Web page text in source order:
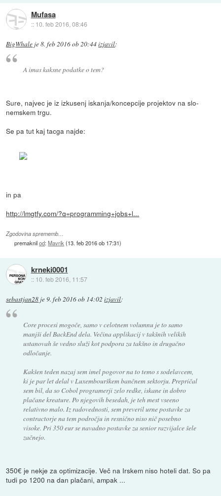
Mufasa
:: 10. feb 2016, 08:46
BigWhale je8. feb 2016 ob 20:44izjavil:
A imas kaksne podatke o tem?
Sure, najvec je iz izkusenj iskanja/koncepcije projektov na slo-
nemskem trgu.
Se pa tut kaj tacga najde:
in pa
http://lmgtfy.com/?q=programming+jobs+l...
Zgodovina sprememb…
premaknilod:Mavrik (13. feb 2016 ob 17:31)
krneki0001
:: 10. feb 2016, 11:57
sebastjan28 je9. feb 2016 ob 14:02 izjavil:
Core procesi mogoče, samo v celotnem volumnu je to samo
manjši del BackEnd dela. Večina applikacij v takšnih velikih
ustanovah še vedno služi kot podpora za takšno in drugačno
odločanje.
Kakšen teden nazaj sem imel pogovor na to temo s sodelavcem,
ki je par let delal v Luxembourškem bančnem sektorju. Prepričal
sem bil, da so Cobol programerji zelo redke, iskane in dobro
plačane kreature. Po njegovih besedah, je teh mest vseeno
relativno malo. Iz radovednosti, sem preveril urne postavke za
contractorje na tem področju in resnično niso nič posebno
visoke. Pri 350 eur se navadno postavke za senior razvijalce šele
začnejo.
350€ je nekje za optimizacije. Več na Irskem niso hoteli dat. So pa
tudi po 1200 na dan plačani, ampak ...